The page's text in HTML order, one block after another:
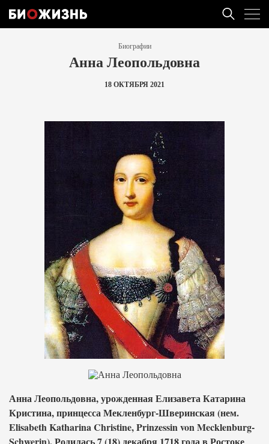
Биографии
Анна Леопольдовна
18 ОКТЯБРЯ 2021
Анна Леопольдовна, урожденная Елизавета Катарина
Кристина, принцесса Мекленбург-Шверинская (нем.
Elisabeth Katharina Christine, Prinzessin von Mecklenburg-